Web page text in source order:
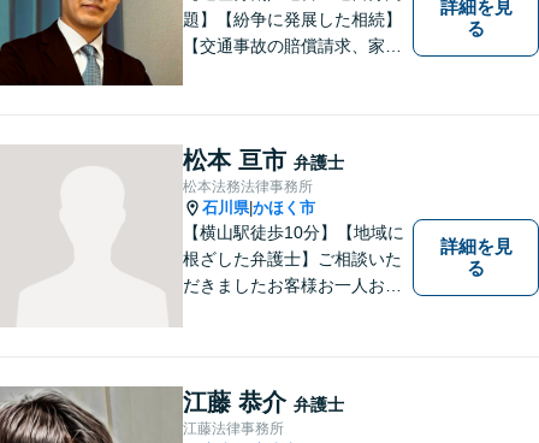
題】【紛争に発展した相続】
【交通事故の賠償請求、家族
交渉などの代理人活動を行い
ます。顧問契約先の法律相
談、個人の方の法律相談対応
も。
詳細を見
る
松本 亘市 弁護士
松本法務法律事務所
石川県|かほく市
【横山駅徒歩10分】【地域に
根ざした弁護士】ご相談いた
だきましたお客様お一人お一
婚問題／相続問題／刑事事件
など、幅広く対応可能。【夜
間／休日対応可能】どうぞお
詳細を見
る
江藤 恭介 弁護士
江藤法律事務所